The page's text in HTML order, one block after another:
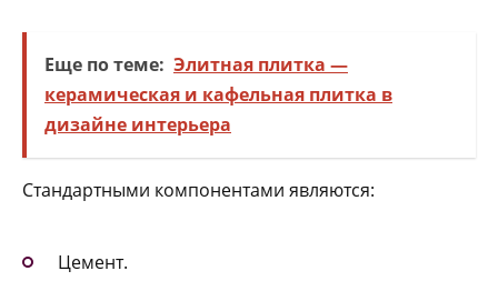
Еще по теме: Элитная плитка —
керамическая и кафельная плитка в
дизайне интерьера
Стандартными компонентами являются:
Цемент.